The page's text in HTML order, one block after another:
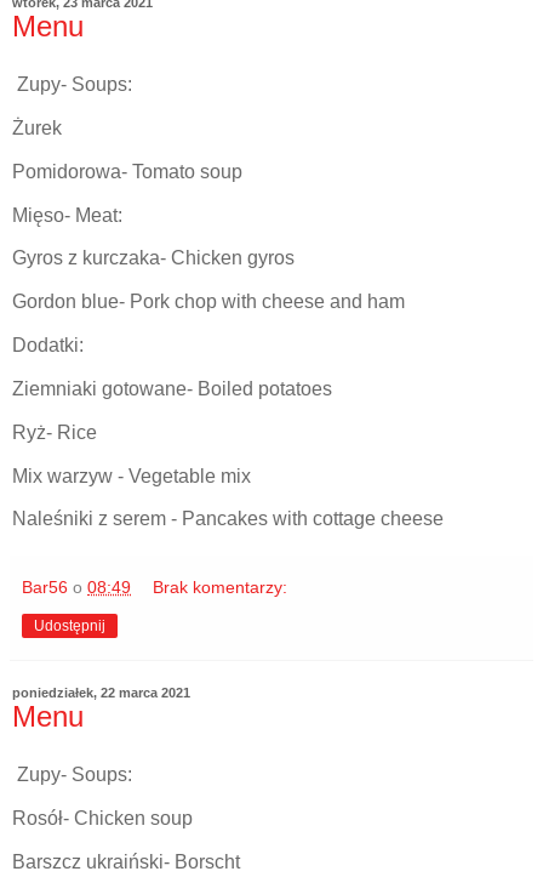
Menu
Zupy- Soups:
Żurek
Pomidorowa- Tomato soup
Mięso- Meat:
Gyros z kurczaka- Chicken gyros
Gordon blue- Pork chop with cheese and ham
Dodatki:
Ziemniaki gotowane- Boiled potatoes
Ryż- Rice
Mix warzyw - Vegetable mix
Naleśniki z serem - Pancakes with cottage cheese
Bar56 o 08:49 Brak komentarzy:
Udostępnij
poniedziałek, 22 marca 2021
Menu
Zupy- Soups:
Rosół- Chicken soup
Barszcz ukraiński- Borscht